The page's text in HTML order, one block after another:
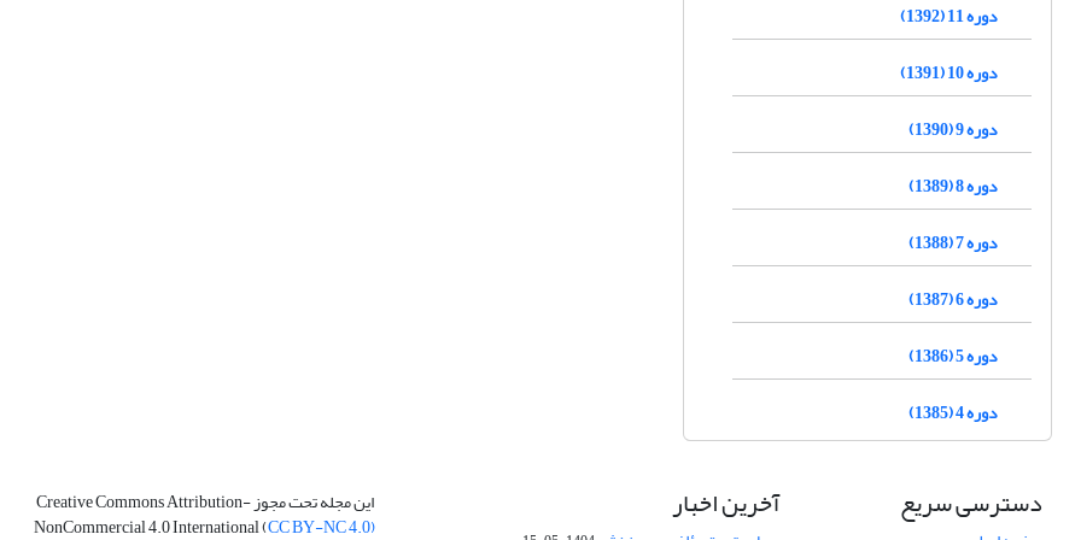
دوره 11 (1392)
دوره 10 (1391)
دوره 9 (1390)
دوره 8 (1389)
دوره 7 (1388)
دوره 6 (1387)
دوره 5 (1386)
دوره 4 (1385)
دسترسی سریع آخرین اخبار این مجله تحت مجوز Creative Commons Attribution-
NonCommercial 4.0 International (CC BY-NC 4.0)